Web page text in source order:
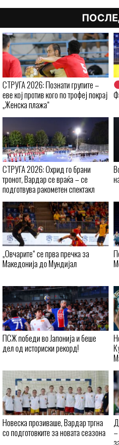
СТРУГА 2026: Познати групите –
еве кој против кого по трофеј покрај
„Женска плажа“
СТРУГА 2026: Охрид го брани
тронот, Вардар се враќа – се
подготвува ракометен спектакл
„Овчарите“ се прва пречка за
Македонија до Мундијал
ПСЖ победи во Јапонија и беше
дел од историски рекорд!
Новеска прозиваше, Вардар тргна
со подготовките за новата сеазона